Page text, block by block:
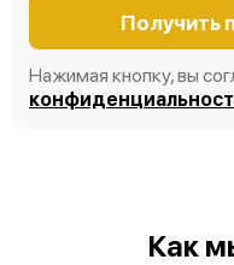
Получить
Нажимая кнопку, вы
Как